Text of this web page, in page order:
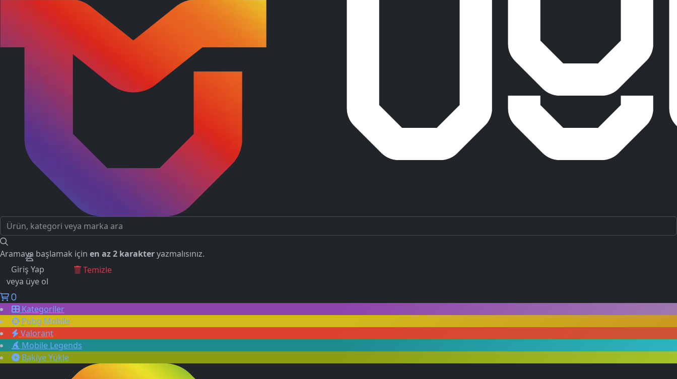
Aramaya başlamak için en az 2 karakteryazmalısınız.
GEÇMİŞ ARAMALAR
Temizle
Giriş Yap
veya üye ol
0
Kategoriler
Pubg Mobile
Valorant
Mobile Legends
Bakiye Yükle